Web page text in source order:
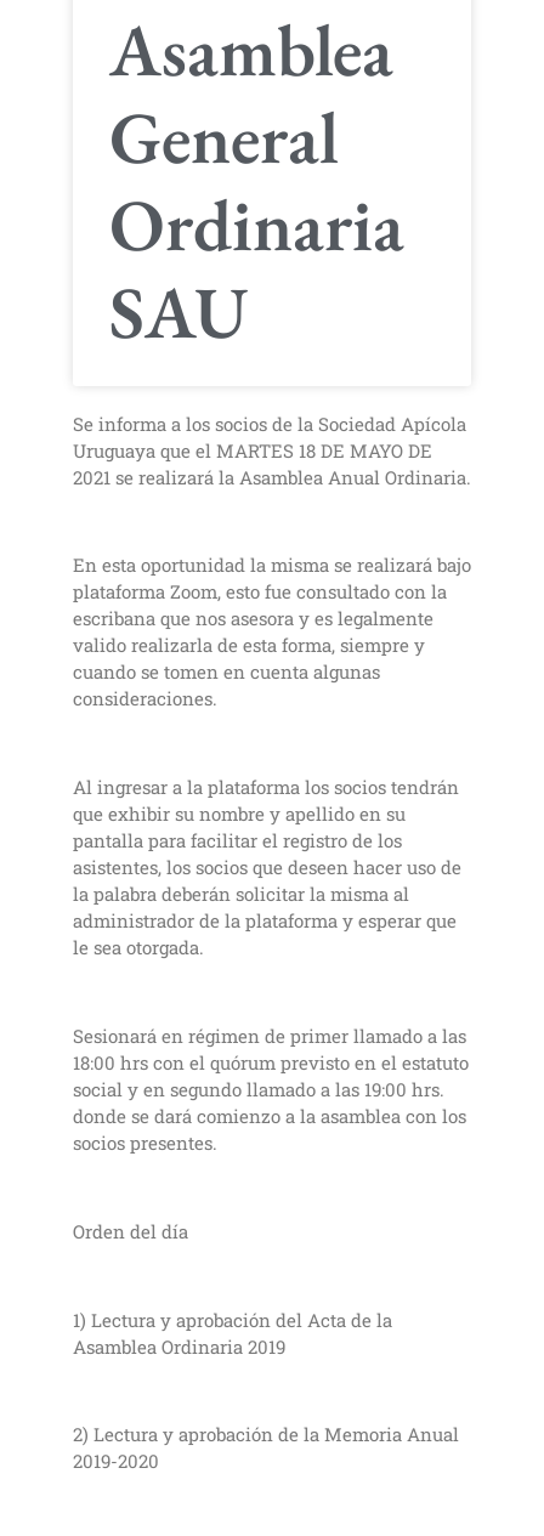
Asamblea
General
Ordinaria
SAU
Se informa a los socios de la Sociedad Apícola
Uruguaya que el MARTES 18 DE MAYO DE
2021 se realizará la Asamblea Anual Ordinaria.
En esta oportunidad la misma se realizará bajo
plataforma Zoom, esto fue consultado con la
escribana que nos asesora y es legalmente
valido realizarla de esta forma, siempre y
cuando se tomen en cuenta algunas
consideraciones.
Al ingresar a la plataforma los socios tendrán
que exhibir su nombre y apellido en su
pantalla para facilitar el registro de los
asistentes, los socios que deseen hacer uso de
la palabra deberán solicitar la misma al
administrador de la plataforma y esperar que
le sea otorgada.
Sesionará en régimen de primer llamado a las
18:00 hrs con el quórum previsto en el estatuto
social y en segundo llamado a las 19:00 hrs.
donde se dará comienzo a la asamblea con los
socios presentes.
Orden del día
1) Lectura y aprobación del Acta de la
Asamblea Ordinaria 2019
2) Lectura y aprobación de la Memoria Anual
2019-2020